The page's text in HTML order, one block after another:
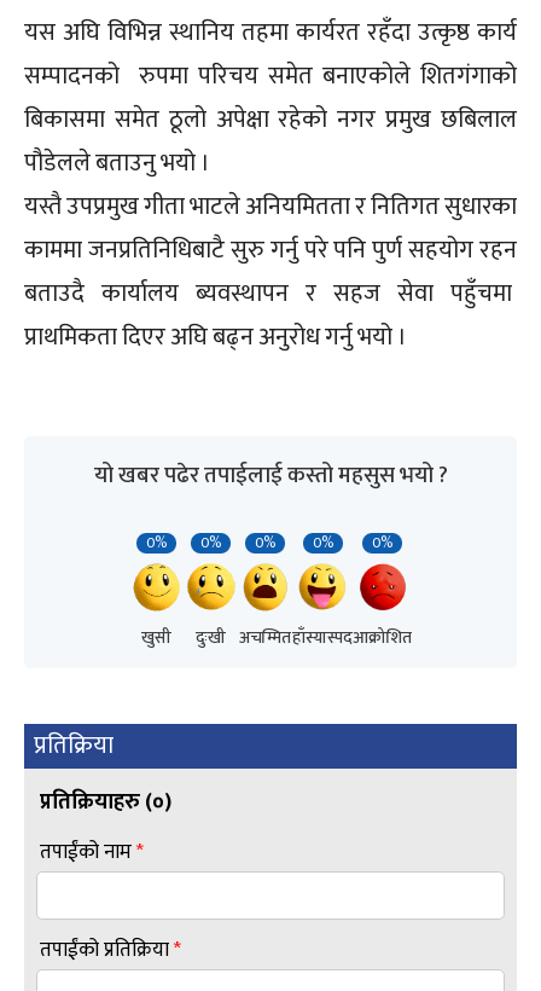
यस अघि विभिन्न स्थानिय तहमा कार्यरत रहँदा उत्कृष्ठ कार्य
सम्पादनको रुपमा परिचय समेत बनाएकोले शितगंगाको
बिकासमा समेत ठूलो अपेक्षा रहेको नगर प्रमुख छबिलाल
पौडेलले बताउनु भयो ।
यस्तै उपप्रमुख गीता भाटले अनियमितता र नितिगत सुधारका
काममा जनप्रतिनिधिबाटै सुरु गर्नु परे पनि पुर्ण सहयोग रहन
बताउदै कार्यालय ब्यवस्थापन र सहज सेवा पहुँचमा
प्राथमिकता दिएर अघि बढ्न अनुरोध गर्नु भयो ।
यो खबर पढेर तपाईलाई कस्तो महसुस भयो ?
0%
खुसी
0%
दुःखी
0%
अचम्मित
0%
हाँस्यास्पद
0%
आक्रोशित
प्रतिक्रिया
प्रतिक्रियाहरु (०)
तपाईंको नाम*
तपाईंको प्रतिक्रिया*